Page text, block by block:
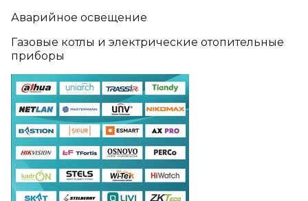
Аварийное освещение
Газовые котлы и электрические отопительные
приборы